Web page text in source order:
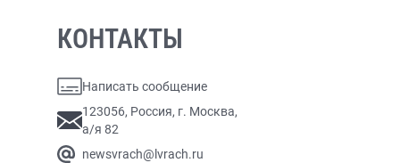
КОНТАКТЫ
Написать сообщение
123056, Россия, г. Москва,
а/я 82
newsvrach@lvrach.ru